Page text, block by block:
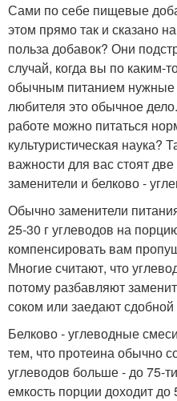
Сами по себе пищевые
этом прямо так и сказано
польза добавок? Они
случай, когда вы по каким-
обычным питанием нужные
любителя это обычное
работе можно питаться
культуристическая наука?
важности для вас стоят
заменители и белково -
Обычно заменители
25-30 г углеводов на
компенсировать вам
Многие считают, что
потому разбавляют
соком или заедают сдобной
Белково - углеводные
тем, что протеина обычно
углеводов больше - до 75-
емкость порции доходит до